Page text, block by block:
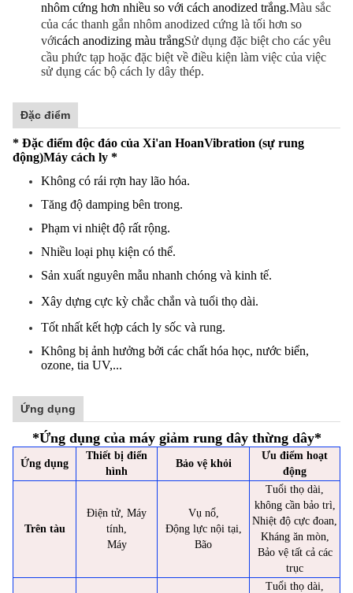
nhôm cứng hơn nhiều so với cách anodized trắng.Màu sắc
của các thanh gắn nhôm anodized cứng là tối hơn so
vớicách anodizing màu trắngSử dụng đặc biệt cho các yêu
cầu phức tạp hoặc đặc biệt về điều kiện làm việc của việc
sử dụng các bộ cách ly dây thép.
Đặc điểm
* Đặc điểm độc đáo của Xi'an HoanVibration (sự rung
động)Máy cách ly *
Không có rái rợn hay lão hóa.
Tăng độ damping bên trong.
Phạm vi nhiệt độ rất rộng.
Nhiều loại phụ kiện có thể.
Sản xuất nguyên mẫu nhanh chóng và kinh tế.
Xây dựng cực kỳ chắc chắn và tuổi thọ dài.
Tốt nhất kết hợp cách ly sốc và rung.
Không bị ảnh hưởng bởi các chất hóa học, nước biển,
ozone, tia UV,...
Ứng dụng
*Ứng dụng của máy giảm rung dây thừng dây*
Ứng dụng
Thiết bị điển
hình
Bảo vệ khỏi
Ưu điểm hoạt
động
Trên tàu
Điện tử, Máy
tính,
Máy
Vụ nổ,
Động lực nội tại,
Bão
Tuổi thọ dài,
không cần bảo trì,
Nhiệt độ cực đoan,
Kháng ăn mòn,
Bảo vệ tất cả các
trục
Tuổi thọ dài,